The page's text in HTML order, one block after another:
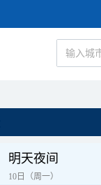
明天夜间
10日（周一）